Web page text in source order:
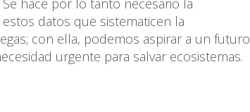
datos que sistematicen la
con ella, podemos aspirar a un futuro
urgente para salvar ecosistemas.